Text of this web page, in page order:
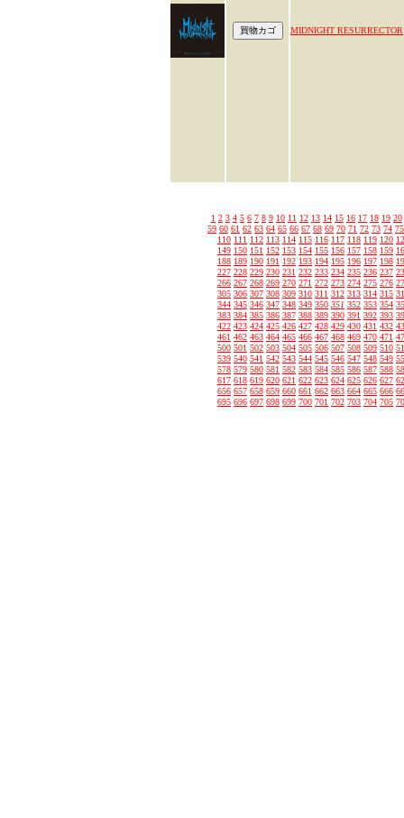
MIDNIGHT RESURRECTOR
1 2 3 4 5 6 7 8 9 10 11 12 13 14 15 16 17 18 19 20
59 60 61 62 63 64 65 66 67 68 69 70 71 72 73 74 75
110 111 112 113 114 115 116 117 118 119 120
149 150 151 152 153 154 155 156 157 158 159
188 189 190 191 192 193 194 195 196 197 198
227 228 229 230 231 232 233 234 235 236 237
266 267 268 269 270 271 272 273 274 275 276
305 306 307 308 309 310 311 312 313 314 315
344 345 346 347 348 349 350 351 352 353 354
383 384 385 386 387 388 389 390 391 392 393
422 423 424 425 426 427 428 429 430 431 432
461 462 463 464 465 466 467 468 469 470 471
500 501 502 503 504 505 506 507 508 509 510
539 540 541 542 543 544 545 546 547 548 549
578 579 580 581 582 583 584 585 586 587 588
617 618 619 620 621 622 623 624 625 626 627
656 657 658 659 660 661 662 663 664 665 666
695 696 697 698 699 700 701 702 703 704 705